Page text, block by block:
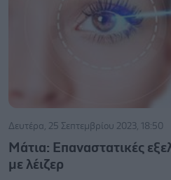
Δευτέρα, 25 Σεπτεμβρίου 2023, 18:50
Μάτια: Επαναστατικές
με λέιζερ